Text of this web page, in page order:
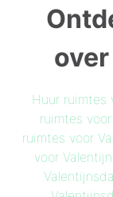
Huur ruimtes
ruimtes
ruimtes voor
voor